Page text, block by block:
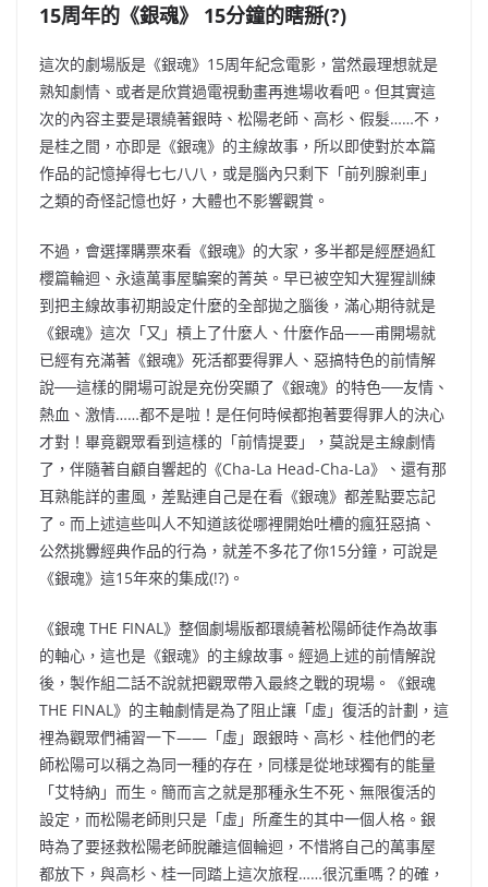
15周年的《銀魂》 15分鐘的瞎掰(?)
這次的劇場版是《銀魂》15周年紀念電影，當然最理想就是
熟知劇情、或者是欣賞過電視動畫再進場收看吧。但其實這
次的內容主要是環繞著銀時、松陽老師、高杉、假髮……不，
是桂之間，亦即是《銀魂》的主線故事，所以即使對於本篇
作品的記憶掉得七七八八，或是腦內只剩下「前列腺剎車」
之類的奇怪記憶也好，大體也不影響觀賞 。
不過，會選擇購票來看《銀魂》的大家，多半都是經歷過紅
櫻篇輪迴、永遠萬事屋騙案的菁英。早已被空知大猩猩訓練
到把主線故事初期設定什麼的全部拋之腦後，滿心期待就是
《銀魂》這次「又」槓上了什麼人、什麼作品——甫開場就
已經有充滿著《銀魂》死活都要得罪人、惡搞特色的前情解
說──這樣的開場可說是充份突顯了《銀魂》的特色──友情、
熱血、激情……都不是啦！是任何時候都抱著要得罪人的決心
才對！畢竟觀眾看到這樣的「前情提要」，莫說是主線劇情
了，伴隨著自顧自響起的《Cha-La Head-Cha-La》、還有那
耳熟能詳的畫風，差點連自己是在看《銀魂》都差點要忘記
了。而上述這些叫人不知道該從哪裡開始吐槽的瘋狂惡搞、
公然挑釁經典作品的行為，就差不多花了你15分鐘，可說是
《銀魂》這15年來的集成(!?)。
《銀魂 THE FINAL》整個劇場版都環繞著松陽師徒作為故事
的軸心，這也是《銀魂》的主線故事。經過上述的前情解說
後，製作組二話不說就把觀眾帶入最終之戰的現場。《銀魂
THE FINAL》的主軸劇情是為了阻止讓「虛」復活的計劃，這
裡為觀眾們補習一下——「虛」跟銀時、高杉、桂他們的老
師松陽可以稱之為同一種的存在，同樣是從地球獨有的能量
「艾特納」而生。簡而言之就是那種永生不死、無限復活的
設定，而松陽老師則只是「虛」所產生的其中一個人格。銀
時為了要拯救松陽老師脫離這個輪迴，不惜將自己的萬事屋
都放下，與高杉、桂一同踏上這次旅程……很沉重嗎？的確，